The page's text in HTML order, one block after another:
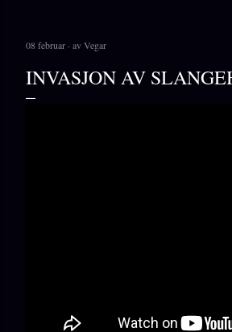
08 februar avVegar
INVASJON AV